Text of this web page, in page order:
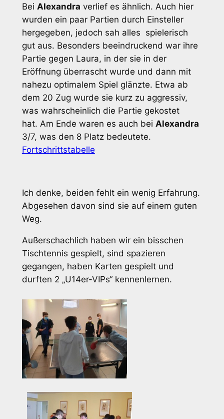
Bei Alexandra verlief es ähnlich. Auch hier
wurden ein paar Partien durch Einsteller
hergegeben, jedoch sah alles spielerisch
gut aus. Besonders beeindruckend war ihre
Partie gegen Laura, in der sie in der
Eröffnung überrascht wurde und dann mit
nahezu optimalem Spiel glänzte. Etwa ab
dem 20 Zug wurde sie kurz zu aggressiv,
was wahrscheinlich die Partie gekostet
hat. Am Ende waren es auch bei Alexandra
3/7, was den 8 Platz bedeutete.
Fortschrittstabelle
Ich denke, beiden fehlt ein wenig Erfahrung.
Abgesehen davon sind sie auf einem guten
Weg.
Außerschachlich haben wir ein bisschen
Tischtennis gespielt, sind spazieren
gegangen, haben Karten gespielt und
durften 2 „U14er-VIPs“ kennenlernen.